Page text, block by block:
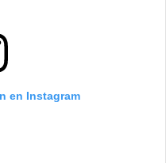
en Instagram